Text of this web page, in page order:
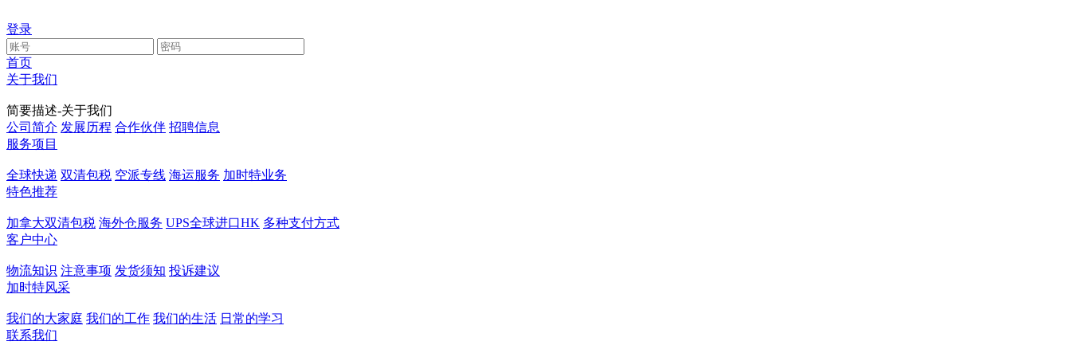
登录
首页
关于我们
简要描述-关于我们
公司简介 发展历程 合作伙伴 招聘信息
服务项目
全球快递 双清包税 空派专线 海运服务 加时特业务
特色推荐
加拿大双清包税 海外仓服务 UPS全球进口HK 多种支付方式
客户中心
物流知识 注意事项 发货须知 投诉建议
加时特风采
我们的大家庭 我们的工作 我们的生活 日常的学习
联系我们